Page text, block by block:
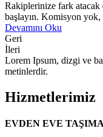
Rakiplerinize fark atacak
başlayın. Komisyon
Devamını Oku
Geri
İleri
Lorem Ipsum, dizgi ve
metinlerdir.
Hizmetlerimiz
EVDEN EVE TAŞIMA